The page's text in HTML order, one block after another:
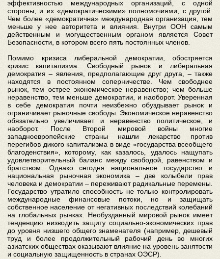
эффективностью международных организаций, с одной
стороны, и их «демократическими» полномочиями, с другой.
Чем более «демократична» международная организация, тем
меньше у нее авторитета и влияния. Внутри ООН самым
действенным и могущественным органом является Совет
Безопасности, в котором всего пять постоянных членов.
Помимо кризиса либеральной демократии, обостряется
кризис капитализма. Свободный рынок и либеральная
демократия – явления, предполагающие друг друга, – также
находятся в постоянном соперничестве. Чем свободнее
рынок, тем острее экономическое неравенство; чем больше
неравенство, тем меньше демократии, и наоборот. Уверенная
в себе демократия почти неизбежно обуздывает рынок и
ограничивает рыночные свободы. Экономическое неравенство
обязательно увеличивает и неравенство политическое, и
наоборот. После Второй мировой войны многие
западноевропейские страны нашли лекарство против
перегибов дикого капитализма в виде «государства всеобщего
благоденствия», которому, как казалось, удалось нащупать
удовлетворительный баланс между свободой, равенством и
братством. Однако сегодня национальное государство и
национальная рыночная экономика – две колыбели прав
человека и демократии – переживают радикальные перемены.
Государство утратило способность не только контролировать
международные финансовые потоки, но и защищать
собственное население от негативных последствий колебаний
на глобальных рынках. Необузданный мировой рынок имеет
тенденцию низводить защиту социально-экономических прав
до уровня низшего общего знаменателя (например, дешевый
труд и более продолжительный рабочий день во многих
азиатских обществах оказывают влияние на уровень занятости
и социальную защищенность в странах ОЭСР).